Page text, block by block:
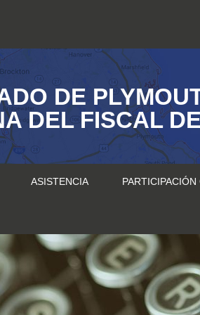
DE
DEL FISCAL
ASISTENCIA